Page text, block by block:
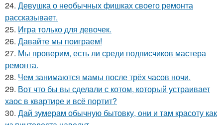
24. Девушка о необычных фишках своего ремонта
рассказывает.
25. Игра только для девочек.
26. Давайте мы поиграем!
27. Мы проверим, есть ли среди подписчиков мастера
ремонта.
28. Чем занимаются мамы после трёх часов ночи.
29. Вот что бы вы сделали с котом, который устраивает
хаос в квартире и всё портит?
30. Дай зумерам обычную бытовку, они и там красоту как